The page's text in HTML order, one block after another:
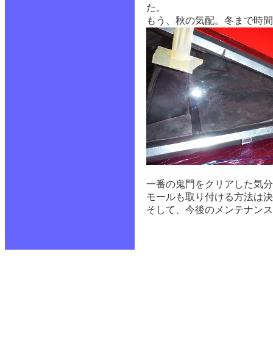
た。
もう、秋の気配。冬まで時
一番の鬼門をクリアした気
モールも取り付ける方法は
そして、今後のメンテナン